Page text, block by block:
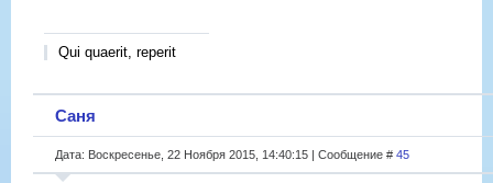
Qui quaerit, reperit
Саня
Дата: Воскресенье, 22 Ноября 2015, 14:40:15 | Сообщение # 45